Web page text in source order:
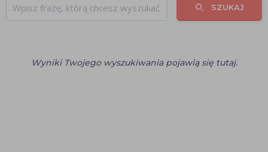
SZUKAJ
Wyniki Twojego wyszukiwania pojawią się tutaj.